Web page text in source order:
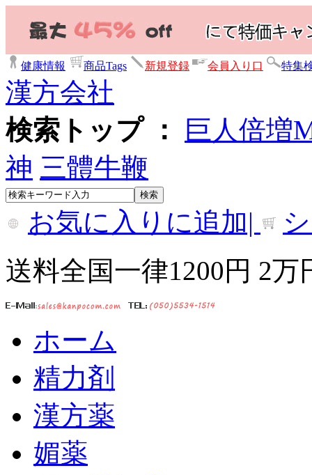
健康情報 商品Tags 新規登録 会員入り口 特集
漢方会社
検索トップ ：
巨人倍増
神 三體牛鞭
お気に入りに追加|
送料全国一律1200円 2
ホーム
精力剤
漢方薬
媚薬